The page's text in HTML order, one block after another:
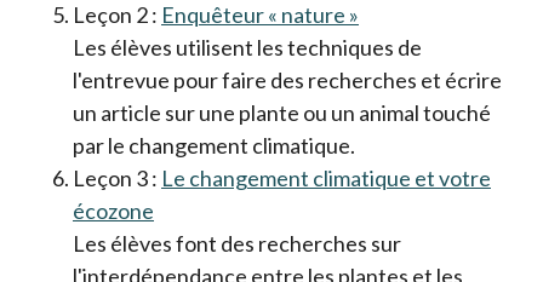
Leçon 2 : Enquêteur « nature »
Les élèves utilisent les techniques de
l'entrevue pour faire des recherches et écrire
un article sur une plante ou un animal touché
par le changement climatique.
Leçon 3 : Le changement climatique et votre
écozone
Les élèves font des recherches sur
l'interdépendance entre les plantes et les